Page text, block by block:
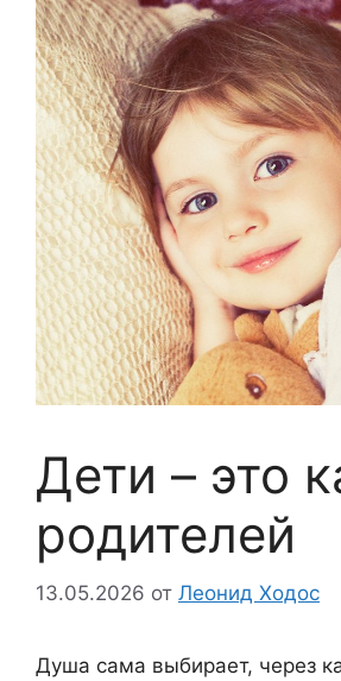
Дети – это
родителей
13.05.2026 от Леонид Ходос
Душа сама выбирает, через